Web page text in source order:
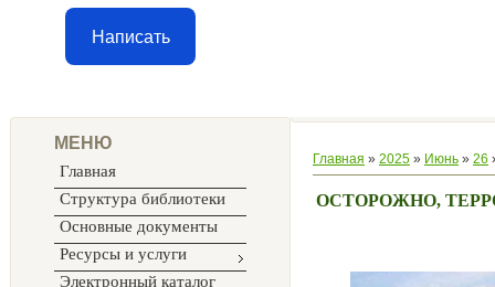
Написать
МЕНЮ
Главная
Структура библиотеки
Основные документы
Ресурсы и услуги
Электронный каталог
Главная » 2025 » Июнь » 26
ОСТОРОЖНО,